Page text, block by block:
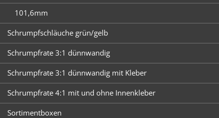
101,6mm
Schrumpfschläuche grün/gelb
Schrumpfrate 3:1 dünnwandig
Schrumpfrate 3:1 dünnwandig mit Kleber
Schrumpfrate 4:1 mit und ohne Innenkleber
Sortimentboxen